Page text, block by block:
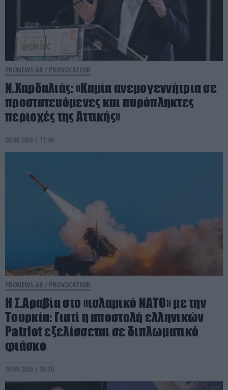
PRONEWS.GR / PROVOCATEUR
Ν.Χαρδαλιάς: «Καμία ανεμογεννήτρια σε
προστατευόμενες και πυρόπληκτες
περιοχές της Αττικής»
08.08.2026 | 11:48
PRONEWS.GR / PROVOCATEUR
Η Σ.Αραβία στο «ισλαμικό ΝΑΤΟ» με την
Τουρκία: Γιατί η αποστολή ελληνικών
Patriot εξελίσσεται σε διπλωματικό
φιάσκο
08.08.2026 | 09:30